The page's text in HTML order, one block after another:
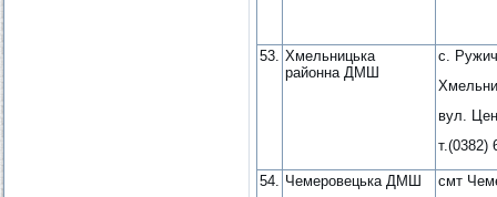
53. Хмельницька
районна ДМШ
с.
вул.
т.(0382)
54. Чемеровецька ДМШ
смт